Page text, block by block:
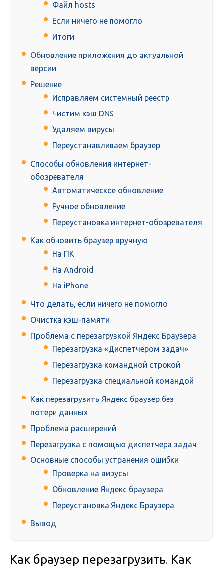
Файл hosts
Если ничего не помогло
Итоги
Обновление приложения до актуальной
версии
Решение
Исправляем системный реестр
Чистим кэш DNS
Удаляем вирусы
Переустанавливаем браузер
Способы обновления интернет-
обозревателя
Автоматическое обновление
Ручное обновление
Переустановка интернет-обозревателя
Как обновить браузер вручную
На ПК
На Android
На iPhone
Что делать, если ничего не помогло
Очистка кэш-памяти
Проблема с перезагрузкой Яндекс Браузера
Перезагрузка «Диспетчером задач»
Перезагрузка командной строкой
Перезагрузка специальной командой
Как перезагрузить Яндекс браузер без
потери данных
Проблема расширений
Перезагрузка с помощью диспетчера задач
Основные способы устранения ошибки
Проверка на вирусы
Обновление Яндекс браузера
Переустановка Яндекс Браузера
Вывод
Как браузер перезагрузить. Как